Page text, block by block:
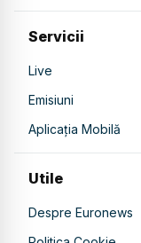
Servicii
Live
Emisiuni
Aplicația Mobilă
Utile
Despre Euronews